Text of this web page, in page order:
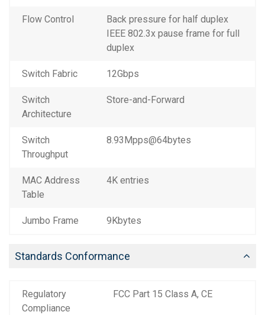
Flow Control
Back pressure for half duplex
IEEE 802.3x pause frame for full
duplex
Switch Fabric 12Gbps
Switch
Architecture
Store-and-Forward
Switch
Throughput
8.93Mpps@64bytes
MAC Address
Table
4K entries
Jumbo Frame 9Kbytes
Standards Conformance
Regulatory
Compliance
FCC Part 15 Class A, CE